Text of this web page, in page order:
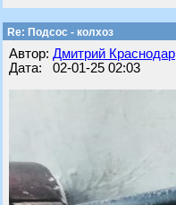
Re: Подсос - колхоз
Автор: Дмитрий Краснодар
Дата: 02-01-25 02:03